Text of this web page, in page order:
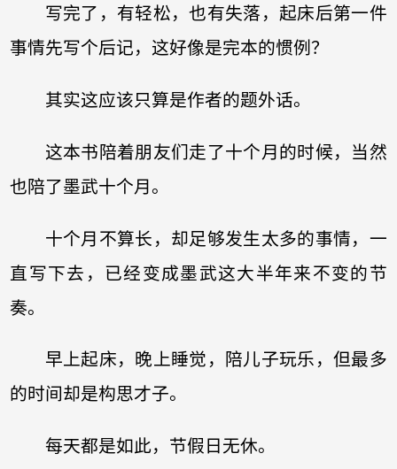
写完了，有轻松，也有失落，起床后第一件
事情先写个后记，这好像是完本的惯例？
其实这应该只算是作者的题外话。
这本书陪着朋友们走了十个月的时候，当然
也陪了墨武十个月。
十个月不算长，却足够发生太多的事情，一
直写下去，已经变成墨武这大半年来不变的节
奏。
早上起床，晚上睡觉，陪儿子玩乐，但最多
的时间却是构思才子。
每天都是如此，节假日无休。